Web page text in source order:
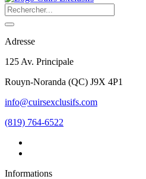
Adresse
125 Av. Principale
Rouyn-Noranda (QC) J9X 4P1
info@cuirsexclusifs.com
(819) 764-6522
Informations